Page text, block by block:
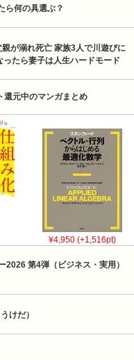
ら何の具選ぶ？
が溺れ死亡 家族3人で川遊びに
たら妻子は人生ハードモード
還元中のマンガまとめ
¥4,950 (+1,516pt)
2026 第4弾（ビジネス・実用）
けだ）